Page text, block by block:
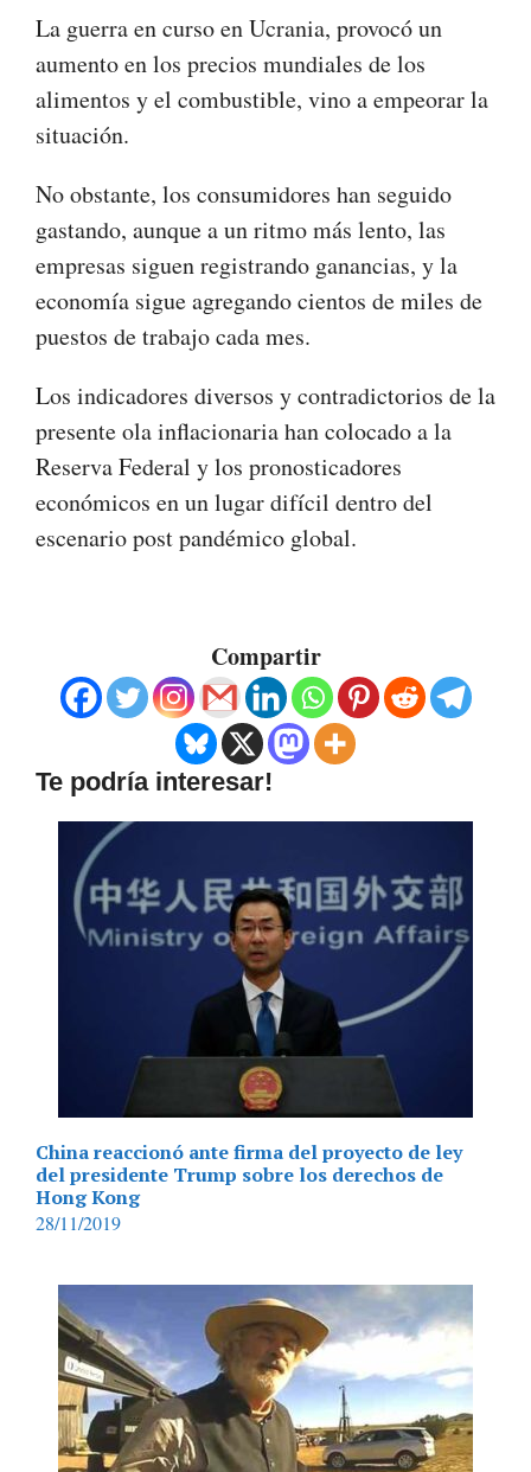
La guerra en curso en Ucrania, provocó un
aumento en los precios mundiales de los
alimentos y el combustible, vino a empeorar la
situación.
No obstante, los consumidores han seguido
gastando, aunque a un ritmo más lento, las
empresas siguen registrando ganancias, y la
economía sigue agregando cientos de miles de
puestos de trabajo cada mes.
Los indicadores diversos y contradictorios de la
presente ola inflacionaria han colocado a la
Reserva Federal y los pronosticadores
económicos en un lugar difícil dentro del
escenario post pandémico global.
Compartir
Te podría interesar!
China reaccionó ante firma del proyecto de ley
del presidente Trump sobre los derechos de
Hong Kong
28/11/2019